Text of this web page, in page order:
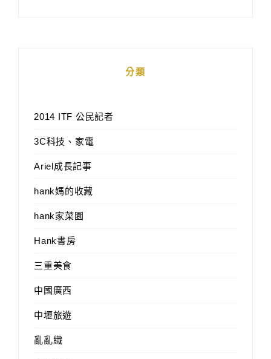
分類
2014 ITF 公民記者
3C科技、家電
Ariel成長記事
hank媽的收藏
hank家菜園
Hank書房
三重美食
中國廣西
中壢旅遊
亂亂織